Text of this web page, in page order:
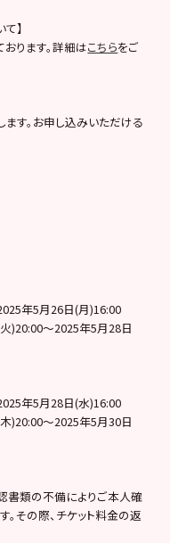
】
ります。詳細はこちらをご
す。お申し込みいただける
年5月26日(月)16:00
)20:00～2025年5月28日
年5月28日(水)16:00
)20:00～2025年5月30日
書類の不備によりご本人確
その際、チケット料金の返